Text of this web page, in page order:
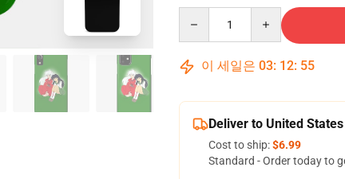
이 세일은 03: 12: 54
Deliver to United States
Cost to ship:$6.99
Standard - Order today to